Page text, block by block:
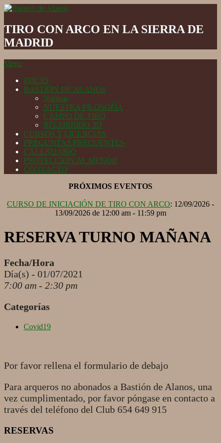
Skip
content
de
Alanos
TIRO CON ARCO EN LA SIERRA DE
MADRID
Secondary
Menu
Menu
INICIO
BASTIÓN DE ALANOS
Normas
NUESTRA FILOSOFÍA
CAMPO DE TIRO
RECORRIDO 3D
CURSOS Y LICENCIAS
PREGUNTAS FRECUENTES
CALENDARIO
PROTECCIÓN AL MENOR
CONTACTO
PRÓXIMOS EVENTOS
CURSO DE INICIACIÓN DE TIRO CON ARCO: 12/09/2026 -
13/09/2026 de 12:00 am - 11:59 pm
RESERVA TURNO MAÑANA
Fecha/Hora
Día(s) - 01/07/2021
7:00 am - 2:30 pm
Categorías
Covid19
Por favor rellena el formulario de debajo
Para arqueros no abonados a Bastión de Alanos, una
vez cumplimentado, por favor póngase en contacto a
través del teléfono del Club 654 649 915
RESERVAS